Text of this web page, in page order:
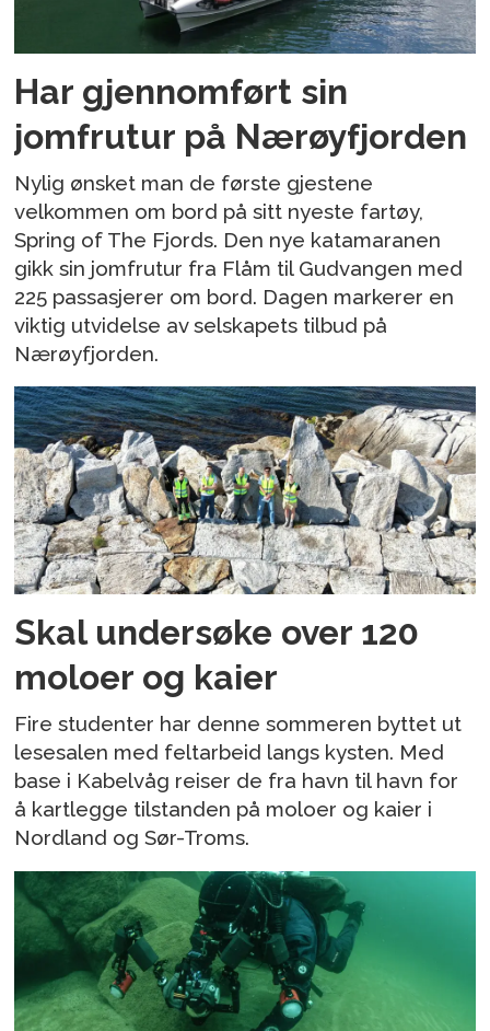
Har gjennomført sin
jomfrutur på Nærøyfjorden
Nylig ønsket man de første gjestene
velkommen om bord på sitt nyeste fartøy,
Spring of The Fjords. Den nye katamaranen
gikk sin jomfrutur fra Flåm til Gudvangen med
225 passasjerer om bord. Dagen markerer en
viktig utvidelse av selskapets tilbud på
Nærøyfjorden.
Skal undersøke over 120
moloer og kaier
Fire studenter har denne sommeren byttet ut
lesesalen med feltarbeid langs kysten. Med
base i Kabelvåg reiser de fra havn til havn for
å kartlegge tilstanden på moloer og kaier i
Nordland og Sør-Troms.